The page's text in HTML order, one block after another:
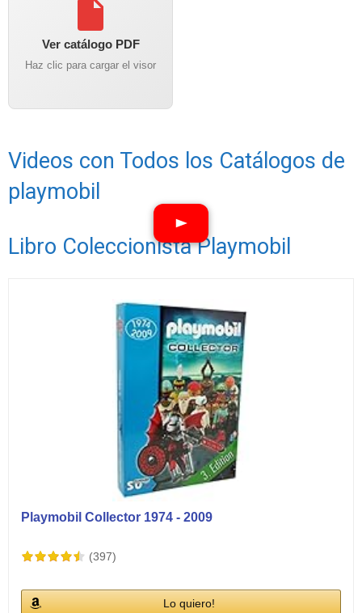
Ver catálogo PDF
Haz clic para cargar el visor
Videos con Todos los Catálogos de
playmobil
Libro Coleccionista Playmobil
Playmobil Collector 1974 - 2009
(397)
Lo quiero!